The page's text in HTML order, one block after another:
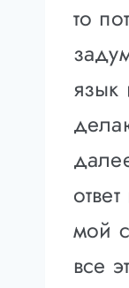
то
язык
мой
все